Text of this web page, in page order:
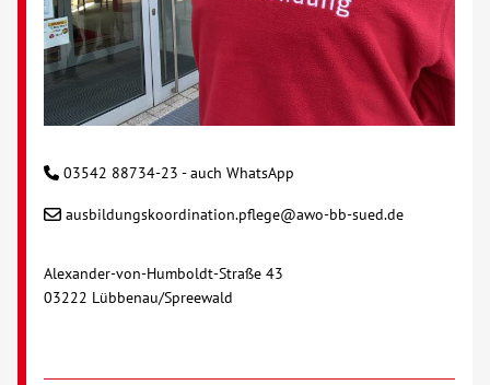
03542 88734-23 - auch WhatsApp
ausbildungskoordination.pflege@awo-bb-sued.de
Alexander-von-Humboldt-Straße 43
03222 Lübbenau/Spreewald